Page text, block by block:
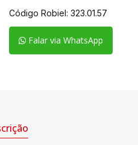
Código Robiel: 323.01.57
Falar via WhatsApp